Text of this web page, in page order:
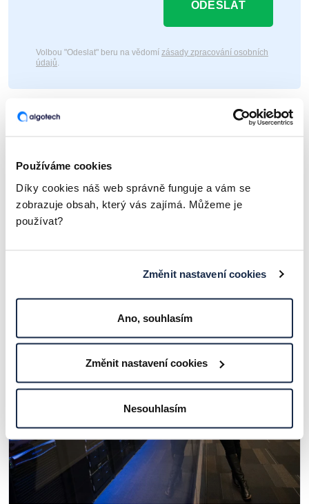
Používáme cookies
Díky cookies náš web správně funguje a vám se
zobrazuje obsah, který vás zajímá. Můžeme je
používat?
Změnit nastavení cookies
Ano, souhlasím
Změnit nastavení cookies
Nesouhlasím
ODESLAT
Volbou "Odeslat" beru na vědomí zásady zpracování osobních
údajů.
MOHLO BY VÁS ZAJÍMAT